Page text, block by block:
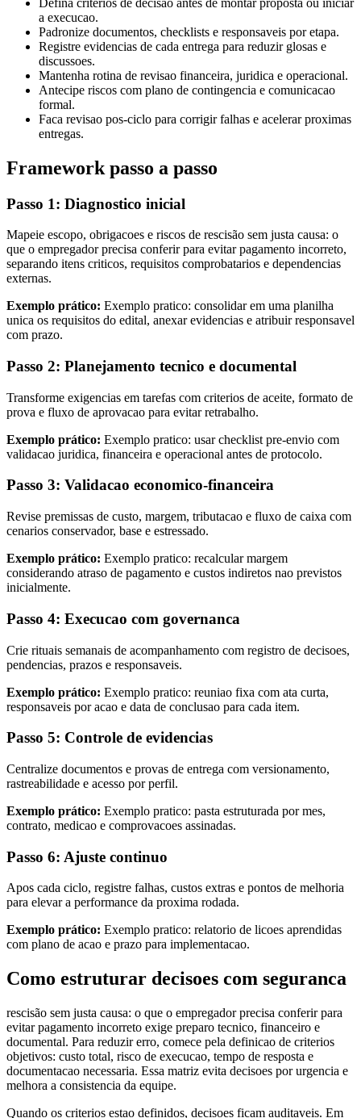
a execucao.
Padronize documentos, checklists e responsaveis por etapa.
Registre evidencias de cada entrega para reduzir glosas e
discussoes.
Mantenha rotina de revisao financeira, juridica e operacional.
Antecipe riscos com plano de contingencia e comunicacao
formal.
Faca revisao pos-ciclo para corrigir falhas e acelerar proximas
entregas.
Framework passo a passo
Passo 1: Diagnostico inicial
Mapeie escopo, obrigacoes e riscos de rescisão sem justa causa: o
que o empregador precisa conferir para evitar pagamento incorreto,
separando itens criticos, requisitos comprobatarios e dependencias
externas.
Exemplo prático: Exemplo pratico: consolidar em uma planilha
unica os requisitos do edital, anexar evidencias e atribuir responsavel
com prazo.
Passo 2: Planejamento tecnico e documental
Transforme exigencias em tarefas com criterios de aceite, formato de
prova e fluxo de aprovacao para evitar retrabalho.
Exemplo prático: Exemplo pratico: usar checklist pre-envio com
validacao juridica, financeira e operacional antes de protocolo.
Passo 3: Validacao economico-financeira
Revise premissas de custo, margem, tributacao e fluxo de caixa com
cenarios conservador, base e estressado.
Exemplo prático: Exemplo pratico: recalcular margem
considerando atraso de pagamento e custos indiretos nao previstos
inicialmente.
Passo 4: Execucao com governanca
Crie rituais semanais de acompanhamento com registro de decisoes,
pendencias, prazos e responsaveis.
Exemplo prático: Exemplo pratico: reuniao fixa com ata curta,
responsaveis por acao e data de conclusao para cada item.
Passo 5: Controle de evidencias
Centralize documentos e provas de entrega com versionamento,
rastreabilidade e acesso por perfil.
Exemplo prático: Exemplo pratico: pasta estruturada por mes,
contrato, medicao e comprovacoes assinadas.
Passo 6: Ajuste continuo
Apos cada ciclo, registre falhas, custos extras e pontos de melhoria
para elevar a performance da proxima rodada.
Exemplo prático: Exemplo pratico: relatorio de licoes aprendidas
com plano de acao e prazo para implementacao.
Como estruturar decisoes com seguranca
rescisão sem justa causa: o que o empregador precisa conferir para
evitar pagamento incorreto exige preparo tecnico, financeiro e
documental. Para reduzir erro, comece pela definicao de criterios
objetivos: custo total, risco de execucao, tempo de resposta e
documentacao necessaria. Essa matriz evita decisoes por urgencia e
melhora a consistencia da equipe.
Quando os criterios estao definidos, decisoes ficam auditaveis. Em